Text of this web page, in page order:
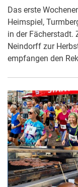
Das erste
Heimspiel,
in der Fächerstadt.
Neindorff zur
empfangen den